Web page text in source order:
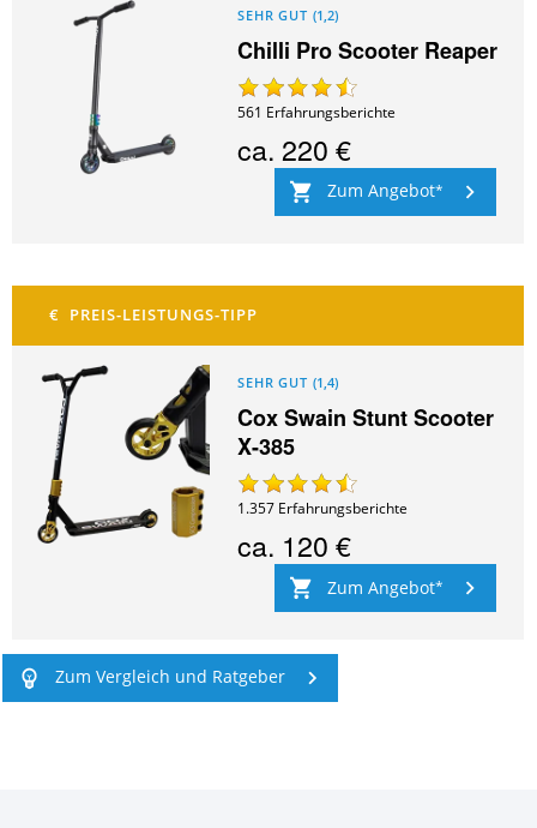
SEHR GUT (1,2)
Chilli Pro Scooter Reaper
561 Erfahrungsberichte
ca.220 €
Zum Angebot
SEHR GUT (1,4)
Cox Swain Stunt Scooter
X-385
1.357 Erfahrungsberichte
ca. 120 €
Zum Angebot
Zum Vergleich und Ratgeber